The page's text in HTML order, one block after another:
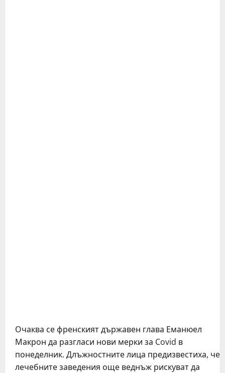
Очаква се френският държавен глава Еманюел
Макрон да разгласи нови мерки за Covid в
понеделник. Длъжностните лица предизвестиха, че
лечебните заведения още веднъж рискуват да